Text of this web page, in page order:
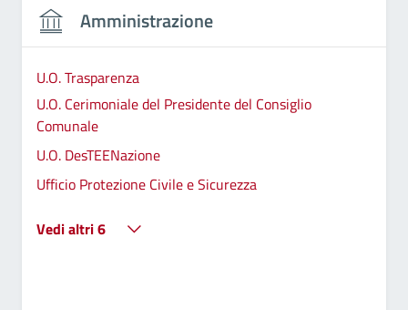
Amministrazione
U.O. Trasparenza
U.O. Cerimoniale del Presidente del Consiglio
Comunale
U.O. DesTEENazione
Ufficio Protezione Civile e Sicurezza
Vedi altri 6